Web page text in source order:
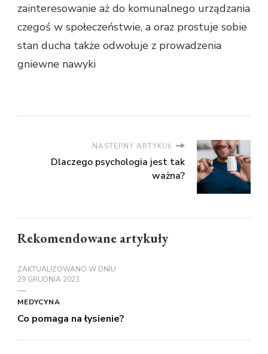
zainteresowanie aż do komunalnego urządzania
czegoś w społeczeństwie, a oraz prostuje sobie
stan ducha także odwołuje z prowadzenia
gniewne nawyki
NASTĘPNY ARTYKUŁ
Dlaczego psychologia jest tak
ważna?
Rekomendowane artykuły
ZAKTUALIZOWANO W DNIU
29 GRUDNIA 2023
MEDYCYNA
Co pomaga na łysienie?